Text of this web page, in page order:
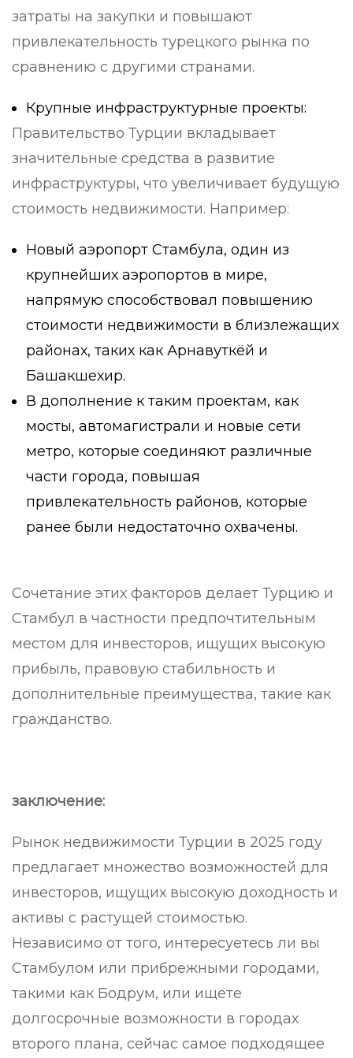
затраты на закупки и повышают
привлекательность турецкого рынка по
сравнению с другими странами.
Крупные инфраструктурные проекты:
Правительство Турции вкладывает
значительные средства в развитие
инфраструктуры, что увеличивает будущую
стоимость недвижимости. Например:
Новый аэропорт Стамбула, один из
крупнейших аэропортов в мире,
напрямую способствовал повышению
стоимости недвижимости в близлежащих
районах, таких как Арнавуткёй и
Башакшехир.
В дополнение к таким проектам, как
мосты, автомагистрали и новые сети
метро, ​​которые соединяют различные
части города, повышая
привлекательность районов, которые
ранее были недостаточно охвачены.
Сочетание этих факторов делает Турцию и
Стамбул в частности предпочтительным
местом для инвесторов, ищущих высокую
прибыль, правовую стабильность и
дополнительные преимущества, такие как
гражданство.
заключение:
Рынок недвижимости Турции в 2025 году
предлагает множество возможностей для
инвесторов, ищущих высокую доходность и
активы с растущей стоимостью.
Независимо от того, интересуетесь ли вы
Стамбулом или прибрежными городами,
такими как Бодрум, или ищете
долгосрочные возможности в городах
второго плана, сейчас самое подходящее